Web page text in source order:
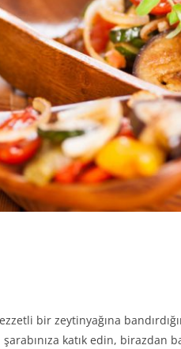
bir zeytinyağına
katık edin, birazdan